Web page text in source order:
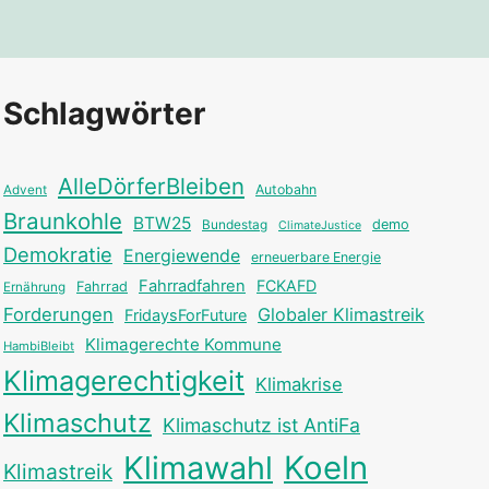
Schlagwörter
Advent AlleDörferBleiben Autobahn
Braunkohle BTW25 Bundestag ClimateJustice demo
Demokratie Energiewende erneuerbare Energie
Ernährung Fahrrad Fahrradfahren FCKAFD
Forderungen FridaysForFuture Globaler Klimastreik
HambiBleibt Klimagerechte Kommune
Klimagerechtigkeit Klimakrise
Klimaschutz Klimaschutz ist AntiFa
Klimastreik Klimawahl Koeln